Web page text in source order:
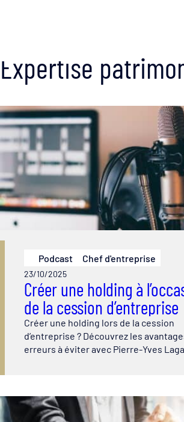
Expertise
Podcast Chef d'entreprise
23/10/2025
Créer une holding à
de la cession d’entreprise
Créer une holding lors de la cession
d’entreprise ? Découvrez les
erreurs à éviter avec Pierre-Yves